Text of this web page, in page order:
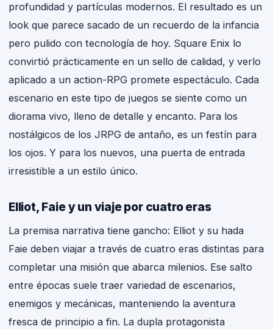
profundidad y partículas modernos. El resultado es un
look que parece sacado de un recuerdo de la infancia
pero pulido con tecnología de hoy. Square Enix lo
convirtió prácticamente en un sello de calidad, y verlo
aplicado a un action-RPG promete espectáculo. Cada
escenario en este tipo de juegos se siente como un
diorama vivo, lleno de detalle y encanto. Para los
nostálgicos de los JRPG de antaño, es un festín para
los ojos. Y para los nuevos, una puerta de entrada
irresistible a un estilo único.
Elliot, Faie y un viaje por cuatro eras
La premisa narrativa tiene gancho: Elliot y su hada
Faie deben viajar a través de cuatro eras distintas para
completar una misión que abarca milenios. Ese salto
entre épocas suele traer variedad de escenarios,
enemigos y mecánicas, manteniendo la aventura
fresca de principio a fin. La dupla protagonista